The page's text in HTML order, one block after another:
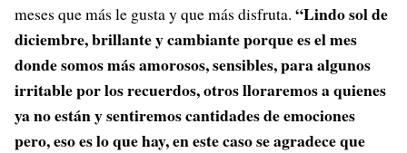
meses que más le gusta y que más disfruta. “Lindo sol de
diciembre, brillante y cambiante porque es el mes
donde somos más amorosos, sensibles, para algunos
irritable por los recuerdos, otros lloraremos a quienes
ya no están y sentiremos cantidades de emociones
pero, eso es lo que hay, en este caso se agradece que